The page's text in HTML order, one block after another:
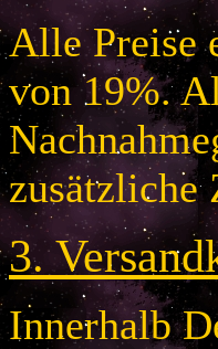
Alle Preise
von 19%.
zusätzliche
3.
Innerhalb